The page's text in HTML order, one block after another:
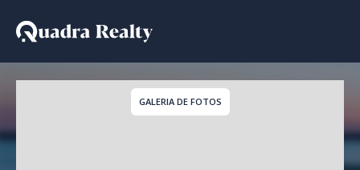
Apartamento para
GALERIA DE FOTOS